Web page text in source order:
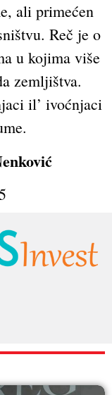
ali primećen
Reč je o
u kojima više
zemljištva.
il’ ivoćnjaci